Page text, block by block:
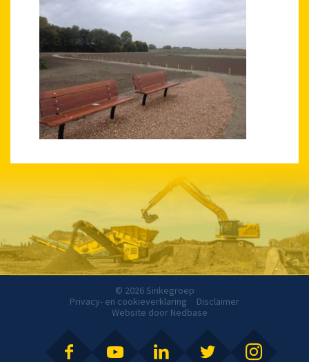
© 2026 Sinkegroep
Privacy- en cookieverklaring
Disclaimer
Website door Nedbase